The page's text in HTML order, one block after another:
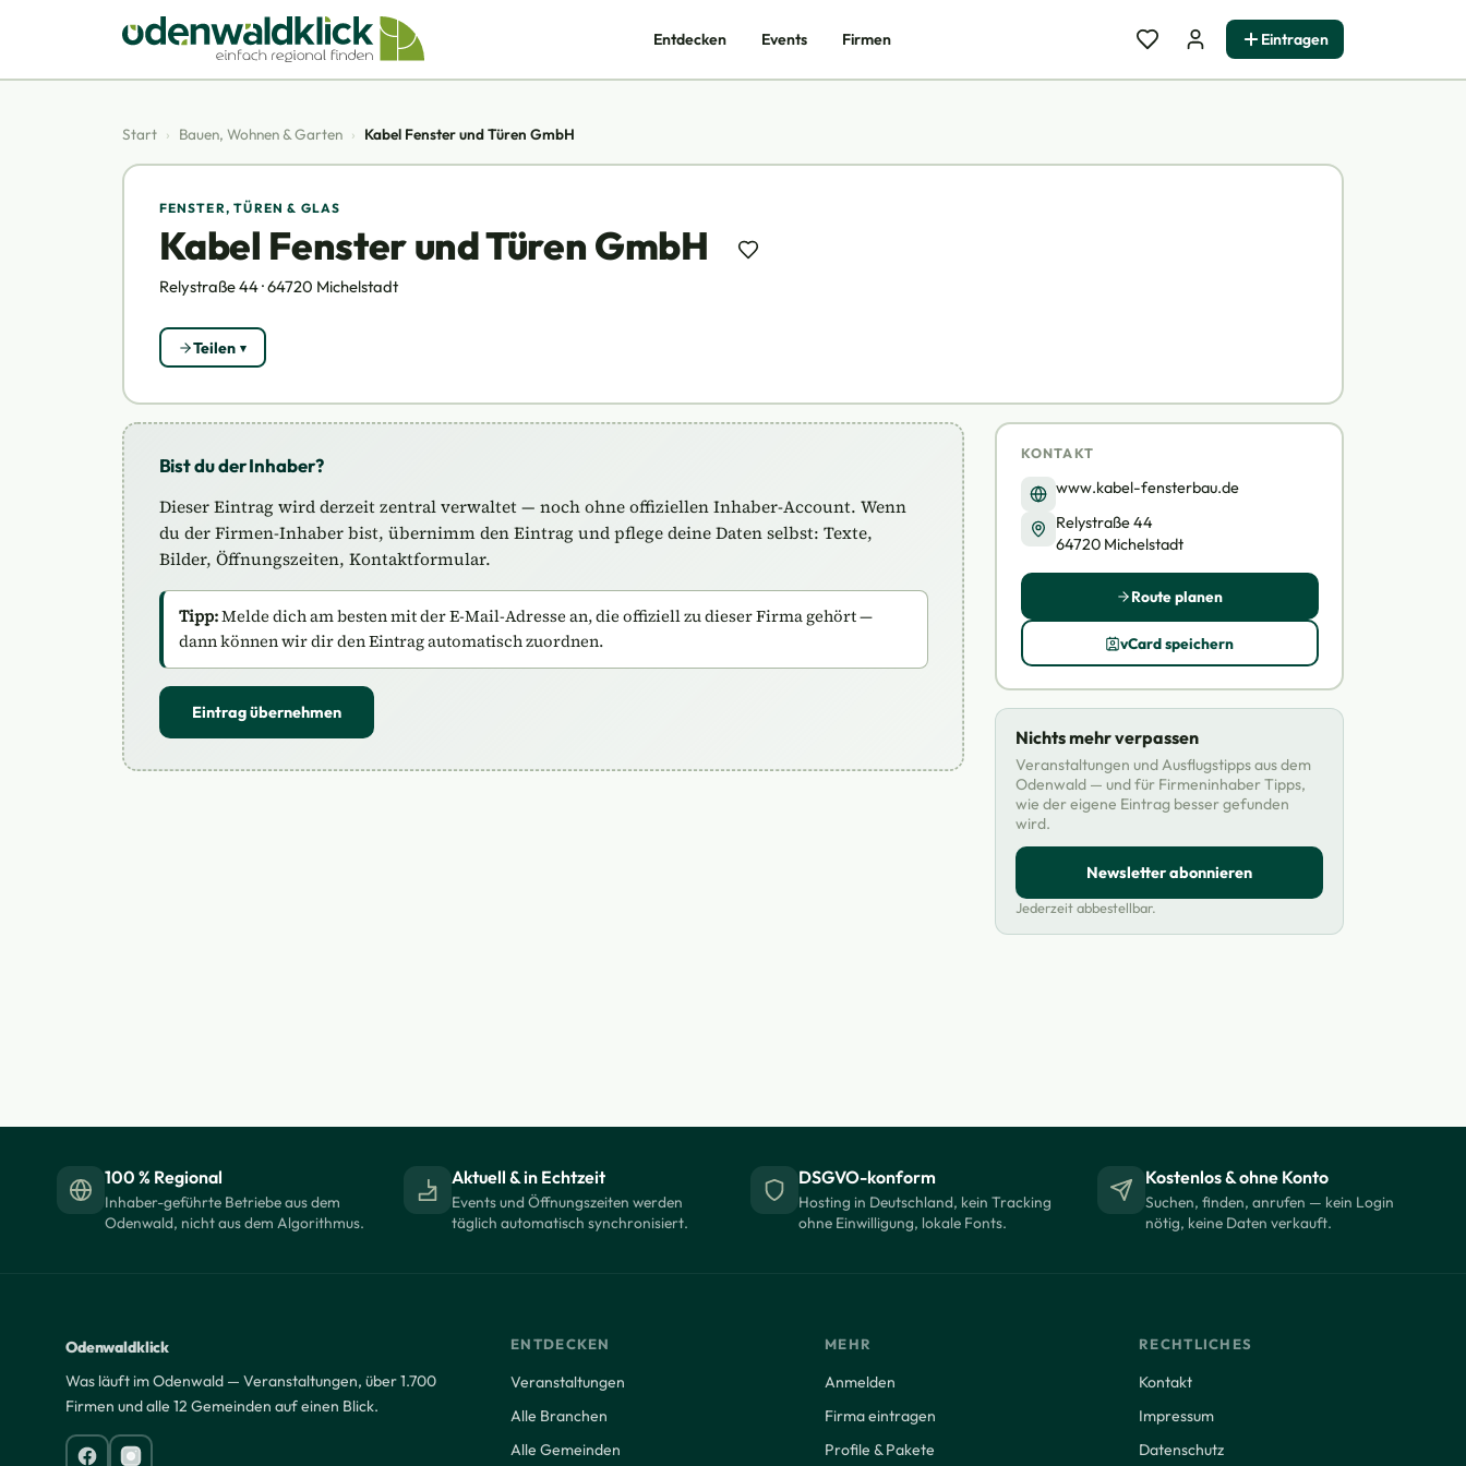
Entdecken Events Firmen Eintragen
Start › Bauen, Wohnen & Garten › Kabel Fenster und Türen GmbH
FENSTER, TÜREN & GLAS
Kabel Fenster und Türen GmbH
Relystraße 44 · 64720 Michelstadt
Teilen
Bist du der Inhaber?
Dieser Eintrag wird derzeit zentral verwaltet — noch ohne offiziellen Inhaber-Account. Wenn
du der Firmen-Inhaber bist, übernimm den Eintrag und pflege deine Daten selbst: Texte,
Bilder, Öffnungszeiten, Kontaktformular.
Tipp:Melde dich am besten mit der E-Mail-Adresse an, die offiziell zu dieser Firma gehört —
dann können wir dir den Eintrag automatisch zuordnen.
Eintrag übernehmen
KONTAKT
www.kabel-fensterbau.de
Relystraße 44
64720 Michelstadt
Route planen
vCard speichern
Nichts mehr verpassen
Veranstaltungen und Ausflugstipps aus dem
Odenwald — und für Firmeninhaber Tipps,
wie der eigene Eintrag besser gefunden
wird.
Newsletter abonnieren
Jederzeit abbestellbar.
100 % Regional
Inhaber-geführte Betriebe aus dem
Odenwald, nicht aus dem Algorithmus.
Aktuell & in Echtzeit
Events und Öffnungszeiten werden
täglich automatisch synchronisiert.
DSGVO-konform
Hosting in Deutschland, kein Tracking
ohne Einwilligung, lokale Fonts.
Kostenlos & ohne Konto
Suchen, finden, anrufen — kein Login
nötig, keine Daten verkauft.
Odenwaldklick
Was läuft im Odenwald — Veranstaltungen, über 1.700
Firmen und alle 12 Gemeinden auf einen Blick.
ENTDECKEN
Veranstaltungen
Alle Branchen
Alle Gemeinden
MEHR
Anmelden
Firma eintragen
Profile & Pakete
RECHTLICHES
Kontakt
Impressum
Datenschutz